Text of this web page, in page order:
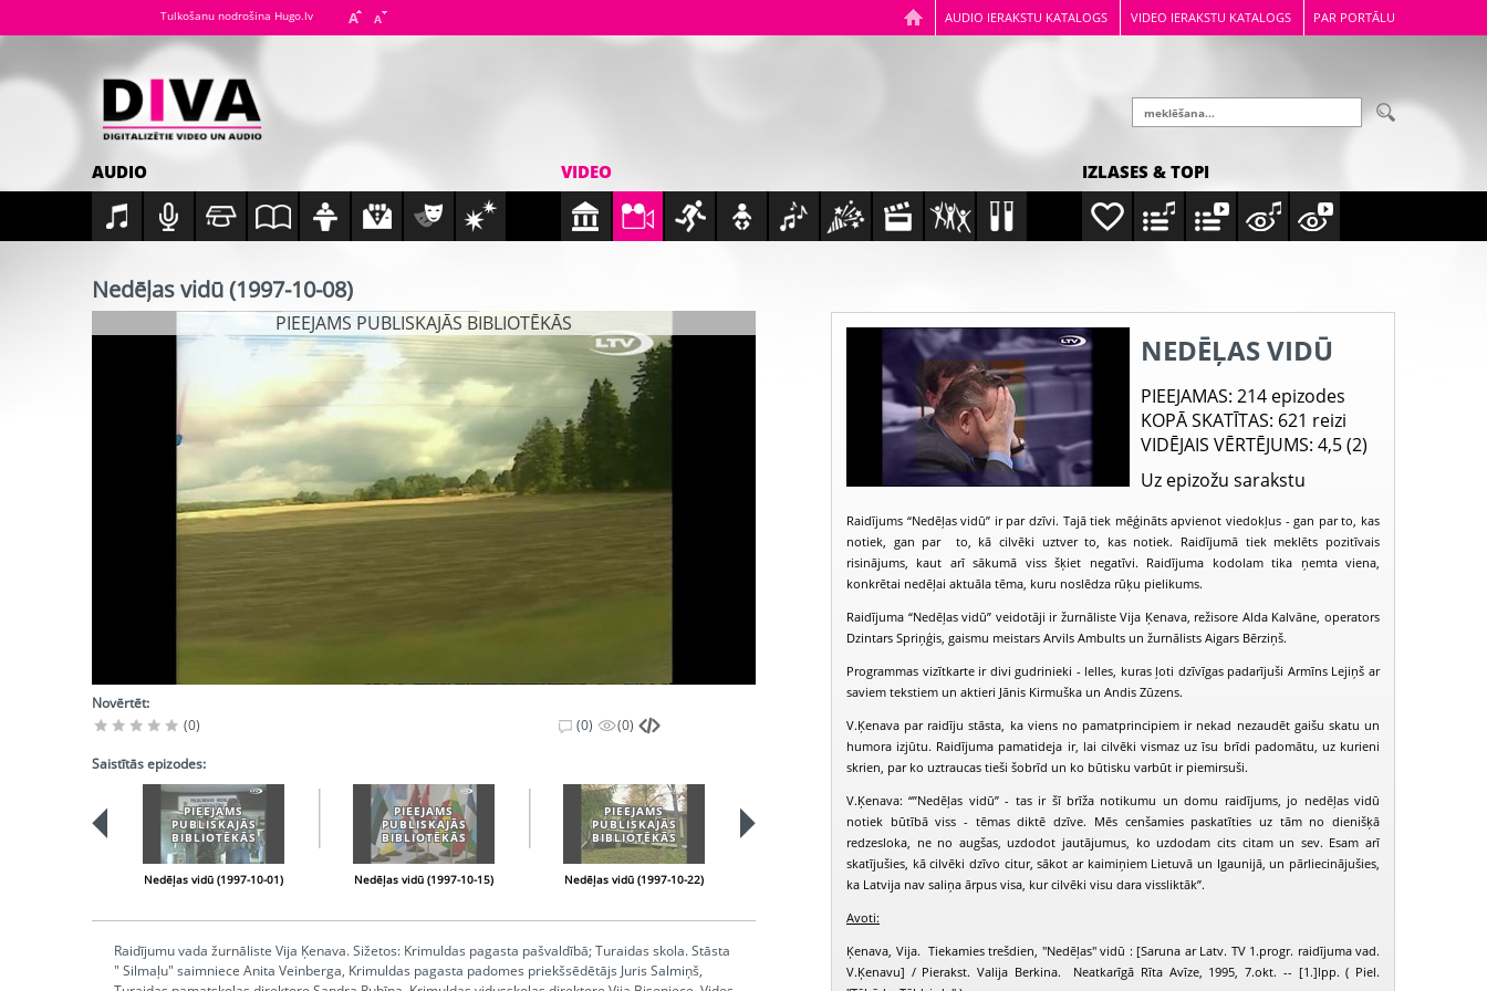
AUDIO IERAKSTU KATALOGS VIDEO IERAKSTU KATALOGS PAR PORTĀLU
Tulkošanu nodrošina Hugo.lv
AUDIO VIDEO IZLASES & TOPI
Nedēļas vidū (1997-10-08)
PIEEJAMS PUBLISKAJĀS BIBLIOTĒKĀS
Novērtēt:
(0)
(0) (0)
Saistītās epizodes:
PIEEJAMS
PUBLISKAJĀS
BIBLIOTĒKĀS
Nedēļas vidū (1997-10-01)
PIEEJAMS
PUBLISKAJĀS
BIBLIOTĒKĀS
Nedēļas vidū (1997-10-15)
PIEEJAMS
PUBLISKAJĀS
BIBLIOTĒKĀS
Nedēļas vidū (1997-10-22)
PIEEJAMS
PUBLISKAJĀS
BIBLIOTĒKĀS
Nedēļas vidū (1997-10-29)
PUBLISKAJĀS
BIBLIOTĒKĀS
Nedēļas vidū (1997-11-05)
PIEEJAMS
PUBLISKAJĀS
BIBLIOTĒKĀS
Nedēļas vidū (1997-11-19)
Raidījumu vada žurnāliste Vija Ķenava. Sižetos: Krimuldas pagasta pašvaldībā; Turaidas skola. Stāsta
" Silmaļu" saimniece Anita Veinberga, Krimuldas pagasta padomes priekšsēdētājs Juris Salmiņš,
NEDĒĻAS VIDŪ
PIEEJAMAS: 214 epizodes
KOPĀ SKATĪTAS: 621 reizi
VIDĒJAIS VĒRTĒJUMS: 4,5 (2)
Uz epizožu sarakstu
Raidījums “Nedēļas vidū” ir par dzīvi. Tajā tiek mēģināts apvienot viedokļus - gan par to, kas
notiek, gan par to, kā cilvēki uztver to, kas notiek. Raidījumā tiek meklēts pozitīvais
risinājums, kaut arī sākumā viss šķiet negatīvi. Raidījuma kodolam tika ņemta viena,
konkrētai nedēļai aktuāla tēma, kuru noslēdza rūķu pielikums.
Raidījuma “Nedēļas vidū” veidotāji ir žurnāliste Vija Ķenava, režisore Alda Kalvāne, operators
Dzintars Spriņģis, gaismu meistars Arvils Ambults un žurnālists Aigars Bērziņš.
Programmas vizītkarte ir divi gudrinieki - lelles, kuras ļoti dzīvīgas padarījuši Armīns Lejiņš ar
saviem tekstiem un aktieri Jānis Kirmuška un Andis Zūzens.
V.Ķenava par raidīju stāsta, ka viens no pamatprincipiem ir nekad nezaudēt gaišu skatu un
humora izjūtu. Raidījuma pamatideja ir, lai cilvēki vismaz uz īsu brīdi padomātu, uz kurieni
skrien, par ko uztraucas tieši šobrīd un ko būtisku varbūt ir piemirsuši.
V.Ķenava: “”Nedēļas vidū” - tas ir šī brīža notikumu un domu raidījums, jo nedēļas vidū
notiek būtībā viss - tēmas diktē dzīve. Mēs cenšamies paskatīties uz tām no dienišķā
redzesloka, ne no augšas, uzdodot jautājumus, ko uzdodam cits citam un sev. Esam arī
skatījušies, kā cilvēki dzīvo citur, sākot ar kaimiņiem Lietuvā un Igaunijā, un pārliecinājušies,
ka Latvija nav saliņa ārpus visa, kur cilvēki visu dara vissliktāk”.
Avoti:
Ķenava, Vija. Tiekamies trešdien, "Nedēļas" vidū : [Saruna ar Latv. TV 1.progr. raidījuma vad.
V.Ķenavu] / Pierakst. Valija Berkina. Neatkarīgā Rīta Avīze, 1995, 7.okt. -- [1.]lpp. ( Piel.